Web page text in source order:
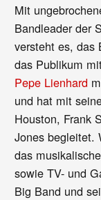
Mit
Bandleader der
versteht es, das
das Publikum
Pepe Lienhard
und hat mit
Houston, Frank
Jones begleitet.
das
sowie TV- und
Big Band und